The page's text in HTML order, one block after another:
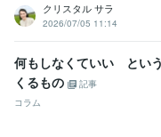
英語 日常会話レベル
クリスタル サラ
2026/07/05 11:14
何もしなくていい とい
くるもの
記事
コラム